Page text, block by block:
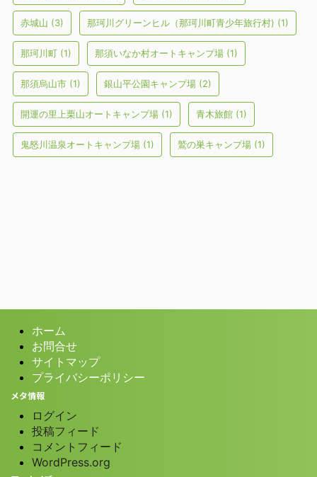
赤城山 (3) 那珂川グリーンヒル（那珂川町青少年旅行村) (1)
那珂川町 (1) 那須いなか村オートキャンプ場 (1)
那須烏山市 (1) 銀山平公園キャンプ場 (2)
開運の里上栗山オートキャンプ場 (1) 青木旅館 (1)
鬼怒川温泉オートキャンプ場 (1) 鷲の巣キャンプ場 (1)
ホーム
お問合せ
サイトマップ
プライバシーポリシー
メタ情報
ログイン
投稿フィード
コメントフィード
WordPress.org